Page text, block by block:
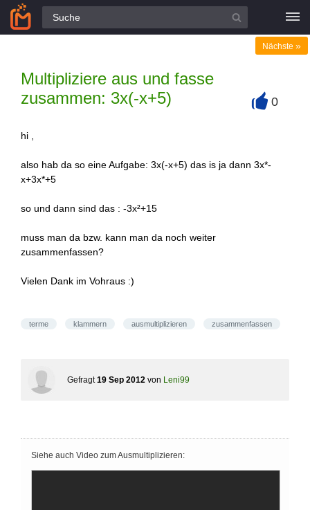
Alle Fragen
Multipliziere aus und fasse
zusammen: 3x(-x+5)
Nächste »
0
hi ,
also hab da so eine Aufgabe: 3x(-x+5) das is ja dann 3x*-
x+3x*+5
so und dann sind das : -3x²+15
muss man da bzw. kann man da noch weiter
zusammenfassen?
Vielen Dank im Vohraus :)
terme klammern ausmultiplizieren zusammenfassen
Gefragt 19 Sep 2012 von Leni99
Siehe auch Video zum Ausmultiplizieren: